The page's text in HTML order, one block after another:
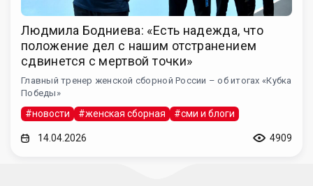
Людмила Бодниева: «Есть надежда, что
положение дел с нашим отстранением
сдвинется с мертвой точки»
Главный тренер женской сборной России – об итогах «Кубка
Победы»
#новости #женская сборная #сми и блоги
14.04.2026 4909